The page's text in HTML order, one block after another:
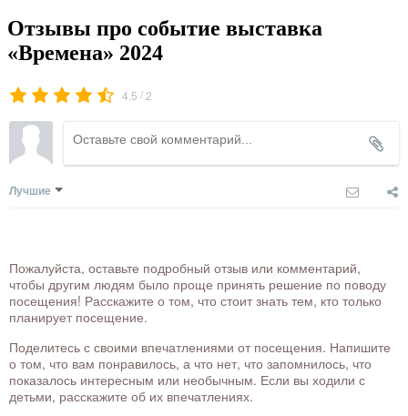
Отзывы про событие выставка
«Времена» 2024
4.5 /2
Лучшие
Пожалуйста, оставьте подробный отзыв или комментарий,
чтобы другим людям было проще принять решение по поводу
посещения! Расскажите о том, что стоит знать тем, кто только
планирует посещение.
Поделитесь с своими впечатлениями от посещения. Напишите
о том, что вам понравилось, а что нет, что запомнилось, что
показалось интересным или необычным. Если вы ходили с
детьми, расскажите об их впечатлениях.